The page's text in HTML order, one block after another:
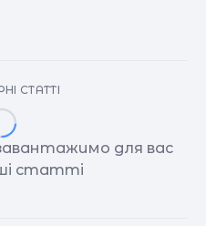
СТАТТІ
для вас
статті